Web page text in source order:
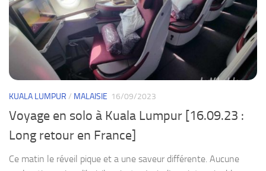
KUALA LUMPUR / MALAISIE 16/09/2023
Voyage en solo à Kuala Lumpur [16.09.23 :
Long retour en France]
Ce matin le réveil pique et a une saveur différente. Aucune